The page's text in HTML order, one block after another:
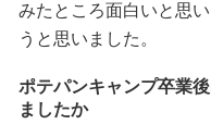
みたところ面白いと思
うと思いました。
ポテパンキャンプ卒業
ましたか